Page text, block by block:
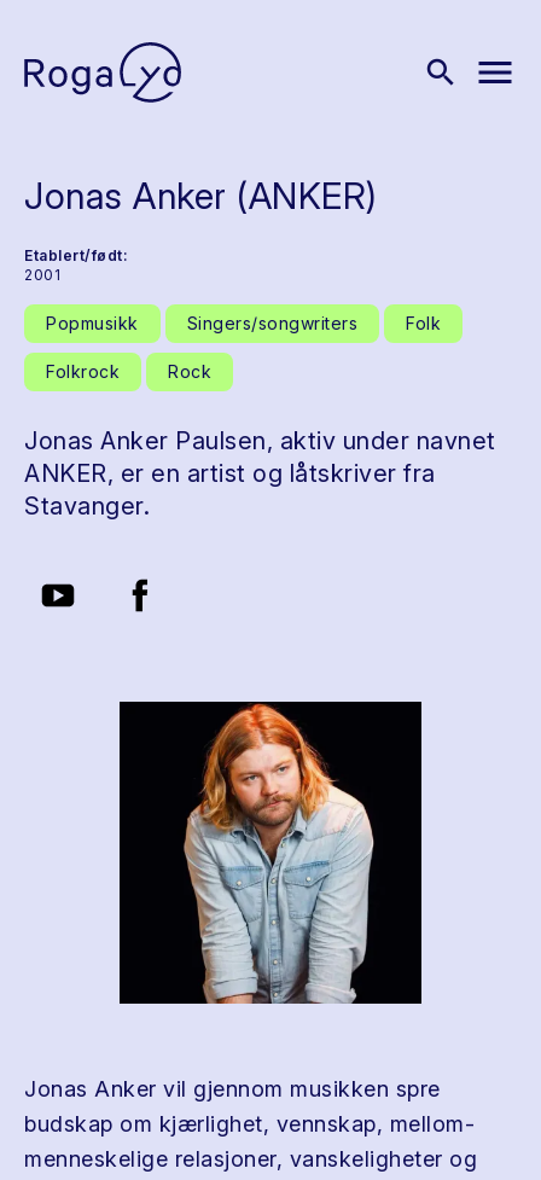
search menu
Jonas Anker (ANKER)
Etablert/født:
2001
Popmusikk Singers/songwriters Folk
Folkrock Rock
Jonas Anker Paulsen, aktiv under navnet
ANKER, er en artist og låtskriver fra
Stavanger.
Jonas Anker vil gjennom musikken spre
budskap om kjærlighet, vennskap, mellom-
menneskelige relasjoner, vanskeligheter og